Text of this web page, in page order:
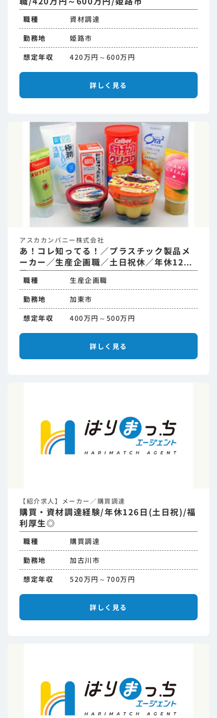
職種
資材調達
勤務地
姫路市
想定年収
420万円～600万円
詳しく見る
アスカカンパニー株式会社
あ！コレ知ってる！／プラスチック製品メ
ーカー／生産企画職／土日祝休／年休120
日
職種
生産企画職
勤務地
加東市
想定年収
400万円～500万円
詳しく見る
【紹介求人】メーカー／購買調達
購買・資材調達経験/年休126日(土日祝)/福
利厚生◎
職種
購買調達
勤務地
加古川市
想定年収
520万円～700万円
詳しく見る